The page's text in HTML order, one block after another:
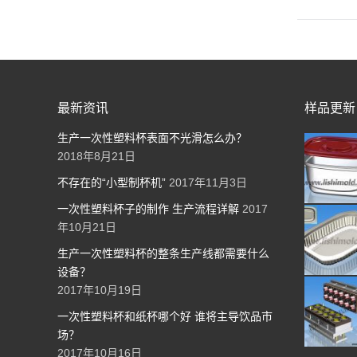
最新资讯
生产一次性塑料杯表面不光滑怎么办？
2018年8月21日
不存在的“小型制杯机” 2017年11月3日
一次性塑料杯子的制作 生产流程详解 2017
年10月21日
生产一次性塑料杯的整条生产线都需要什么
设备？
2017年10月19日
一次性塑料杯和纸杯哪个好 谁将主导饮品市
场？
2017年10月16日
样品更新